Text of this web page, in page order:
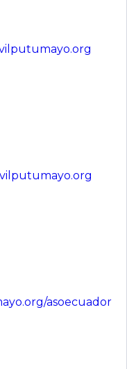
asoecuador